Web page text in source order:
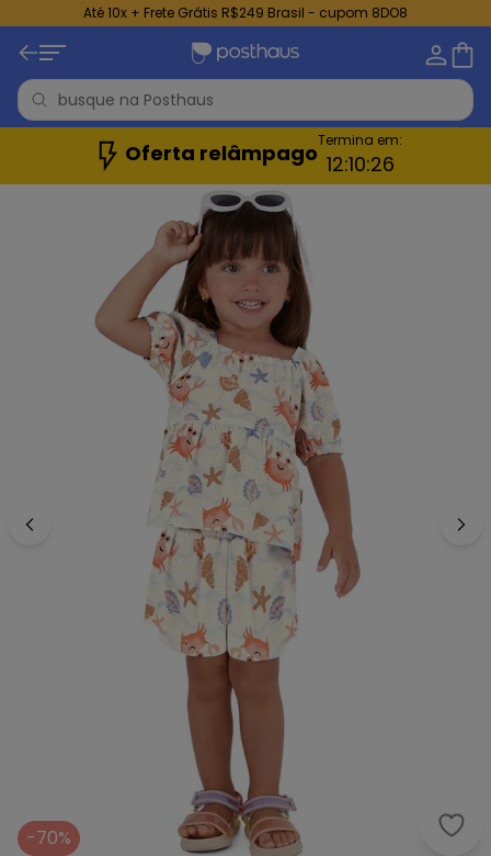
Até 10x + Frete Grátis R$249 Brasil - cupom 8DO8
Oferta relâmpagoTermina em:
12:10:24
-70%